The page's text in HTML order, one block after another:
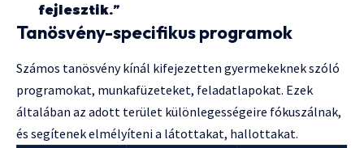
fejlesztik.”
Tanösvény-specifikus programok
Számos tanösvény kínál kifejezetten gyermekeknek szóló
programokat, munkafüzeteket, feladatlapokat. Ezek
általában az adott terület különlegességeire fókuszálnak,
és segítenek elmélyíteni a látottakat, hallottakat.